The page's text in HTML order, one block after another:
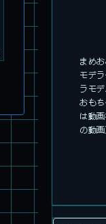
まめ
モデ
ラモ
おも
は動
の動画
旧キット製